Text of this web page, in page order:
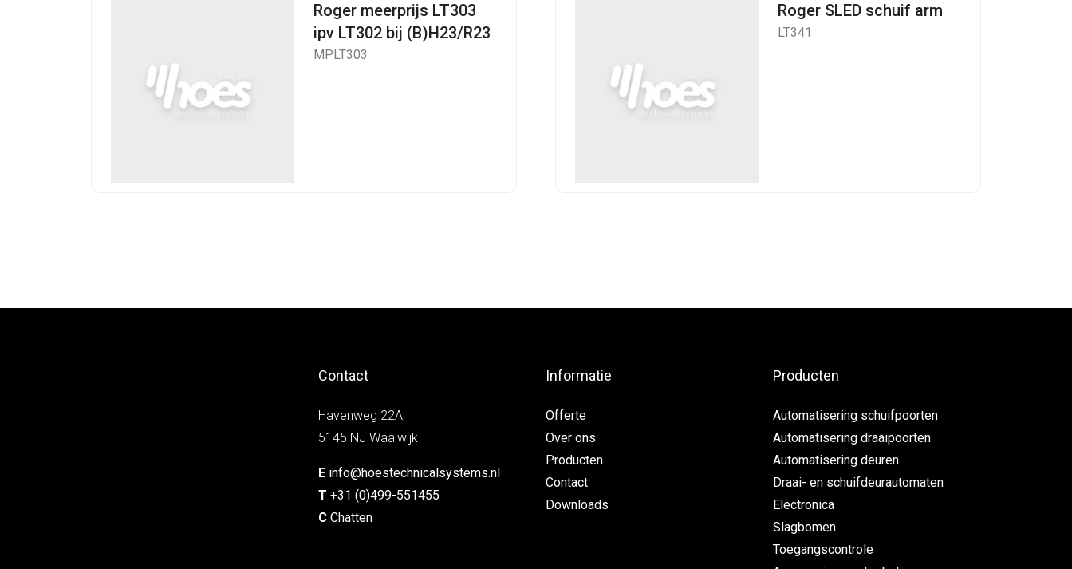
Roger meerprijs LT303
ipv LT302 bij (B)H23/R23
MPLT303
Roger SLED schuif arm
LT341
Contact
Havenweg 22A
5145 NJ Waalwijk
E info@hoestechnicalsystems.nl
T +31 (0)499-551455
C Chatten
Informatie
Offerte
Over ons
Producten
Contact
Downloads
Producten
Automatisering schuifpoorten
Automatisering draaipoorten
Automatisering deuren
Draai- en schuifdeurautomaten
Electronica
Slagbomen
Toegangscontrole